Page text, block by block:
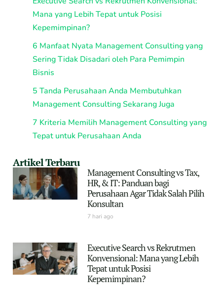
Mana yang Lebih Tepat untuk Posisi
Kepemimpinan?
6 Manfaat Nyata Management Consulting yang
Sering Tidak Disadari oleh Para Pemimpin
Bisnis
5 Tanda Perusahaan Anda Membutuhkan
Management Consulting Sekarang Juga
7 Kriteria Memilih Management Consulting yang
Tepat untuk Perusahaan Anda
Artikel Terbaru
Management Consulting vs Tax,
HR, & IT: Panduan bagi
Perusahaan Agar Tidak Salah Pilih
Konsultan
7 hari ago
Executive Search vs Rekrutmen
Konvensional: Mana yang Lebih
Tepat untuk Posisi
Kepemimpinan?